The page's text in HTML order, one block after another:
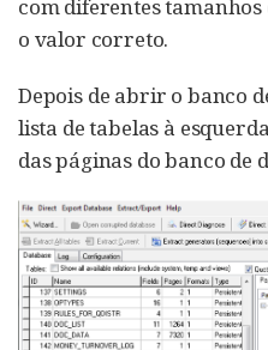
com diferentes
o valor correto.
Depois de abrir o banco
lista de tabelas à
das páginas do banco de